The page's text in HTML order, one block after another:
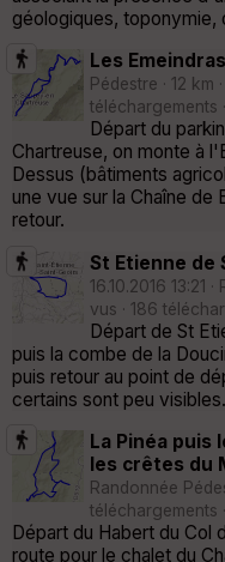
géologiques,
Les Emeindras
Pédestre · 12 km
téléchargements ·
Départ du
Chartreuse, on monte à
Dessus (bâtiments
une vue sur la Chaîne de
retour.
St Etienne de
16.10.2016 13:21
vus · 186
Départ de St
puis la combe de la
puis retour au point de
certains sont peu visibles.
La Pinéa puis
les crêtes du
Randonnée
téléchargements ·
Départ du Habert du Col
route pour le chalet du